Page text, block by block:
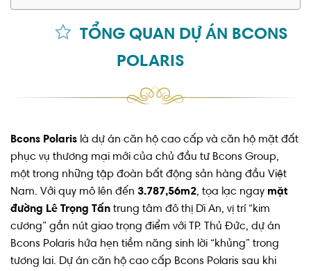
TỔNG QUAN DỰ ÁN BCONS
POLARIS
Bcons Polaris là dự án căn hộ cao cấp và căn hộ mặt đất
phục vụ thương mại mới của chủ đầu tư Bcons Group,
một trong những tập đoàn bất động sản hàng đầu Việt
Nam. Với quy mô lên đến 3.787,56m2, tọa lạc ngay mặt
đường Lê Trọng Tấn trung tâm đô thị Dĩ An, vị trí “kim
cương” gần nút giao trọng điểm với TP. Thủ Đức, dự án
Bcons Polaris hứa hẹn tiềm năng sinh lời “khủng” trong
tương lai. Dự án căn hộ cao cấp Bcons Polaris sau khi